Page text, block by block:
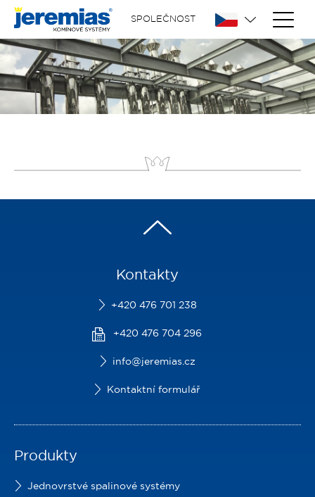
SPOLEČNOST
Kontakty
+420 476 701 238
+420 476 704 296
info@jeremias.cz
Kontaktní formulář
Produkty
Jednovrstvé spalinové systémy